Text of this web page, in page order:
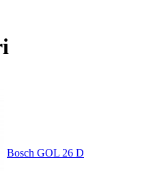
Bosch GOL 26 D